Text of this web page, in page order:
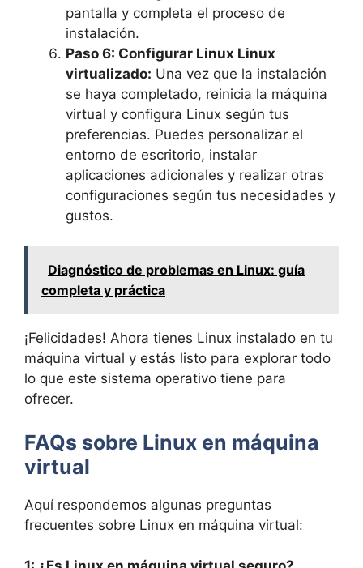
pantalla y completa el proceso de
instalación.
Paso 6: Configurar Linux Linux
virtualizado: Una vez que la instalación
se haya completado, reinicia la máquina
virtual y configura Linux según tus
preferencias. Puedes personalizar el
entorno de escritorio, instalar
aplicaciones adicionales y realizar otras
configuraciones según tus necesidades y
gustos.
Diagnóstico de problemas en Linux: guía
completa y práctica
¡Felicidades! Ahora tienes Linux instalado en tu
máquina virtual y estás listo para explorar todo
lo que este sistema operativo tiene para
ofrecer.
FAQs sobre Linux en máquina
virtual
Aquí respondemos algunas preguntas
frecuentes sobre Linux en máquina virtual: